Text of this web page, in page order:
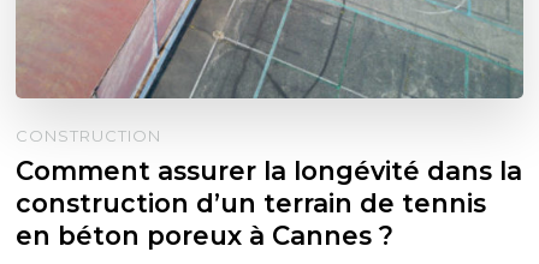
CONSTRUCTION
Comment assurer la longévité dans la
construction d’un terrain de tennis
en béton poreux à Cannes ?